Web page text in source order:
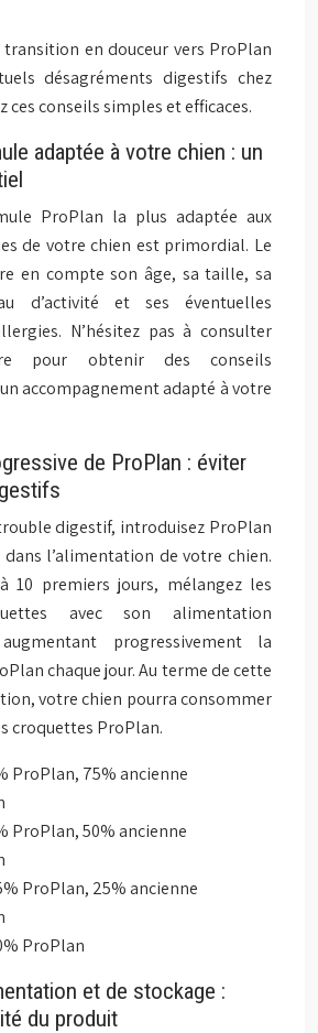
transition en douceur vers ProPlan
désagréments digestifs chez
ces conseils simples et efficaces.
adaptée à votre chien : un
ProPlan la plus adaptée aux
de votre chien est primordial. Le
en compte son âge, sa taille, sa
d’activité et ses éventuelles
N’hésitez pas à consulter
pour obtenir des conseils
accompagnement adapté à votre
de ProPlan : éviter
digestif, introduisez ProPlan
l’alimentation de votre chien.
10 premiers jours, mélangez les
avec son alimentation
progressivement la
chaque jour. Au terme de cette
votre chien pourra consommer
croquettes ProPlan.
ProPlan, 75% ancienne
ProPlan, 50% ancienne
ProPlan, 25% ancienne
ProPlan
et de stockage :
du produit